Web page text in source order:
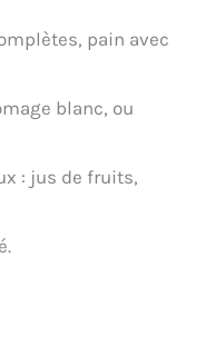
pain avec
blanc, ou
: jus de fruits,